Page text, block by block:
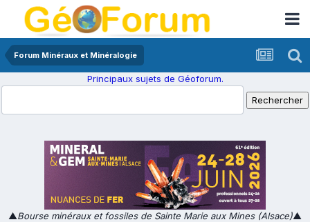
Forum Minéraux et Minéralogie
Principaux sujets de Géoforum.
▲Bourse minéraux et fossiles de Sainte Marie aux Mines (Alsace)▲